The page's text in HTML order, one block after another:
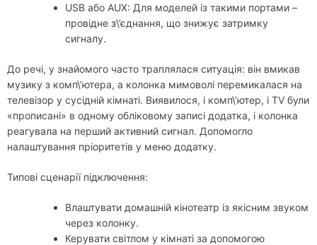
USB або AUX: Для моделей із такими портами –
провідне з\’єднання, що знижує затримку
сигналу.
До речі, у знайомого часто траплялася ситуація: він вмикав
музику з комп\’ютера, а колонка мимоволі перемикалася на
телевізор у сусідній кімнаті. Виявилося, і комп\’ютер, і TV були
«прописані» в одному обліковому записі додатка, і колонка
реагувала на перший активний сигнал. Допомогло
налаштування пріоритетів у меню додатку.
Типові сценарії підключення:
Влаштувати домашній кінотеатр із якісним звуком
через колонку.
Керувати світлом у кімнаті за допомогою